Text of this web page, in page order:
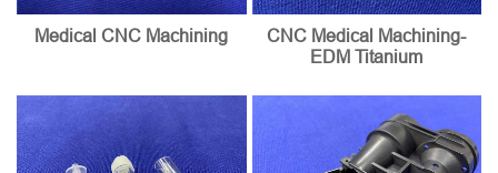
Medical CNC Machining
CNC Medical Machining-
EDM Titanium